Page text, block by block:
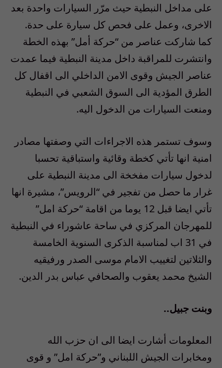
على مداخل النبطية حيث مرّر السيارات واحدة بعد
الاخرى، وعمل على فحص كل سيارة على حدة.
كما شاركت عناصر من “حركة أمل” بهذه الخطة
وانتشرت للمراقبة داخل مدينة النبطية فيما عمدت
عناصر الجيش وقوى الامن الداخلي الى اقفال كل
الطرق المؤدية الى السوق الشعبي في النبطية
ومنعت السيارات من الدخول اليه.
وسوف تستمر هذه الاجراءات التي وصفتها مصادر
امنية انها تأتي كخطة وقائية واستباقية تحسبا
لدخول سيارات مفخخة الى مدينة النبطية على
غرار ما حصل من تفجير في “الرويس”، مشيرة انها
تأتي ايضا قبل 12 يوما من اقامة “حركة امل”
للمهرجان المركزي في ساحة عاشوراء في النبطية
في 31 اب لمناسبة الذكرى السنوية الخامسة
والثلاتين لتغييب الامام موسى الصدر ورفيقيه
الشيخ محمد يعقوب والصحافي عباس بدر الدين.
وبنت جبيل..
المعلومات أشارت ايضا الى ان حزب الله
ومخابرات الجيش اللبناني و”حركة امل” و قوى